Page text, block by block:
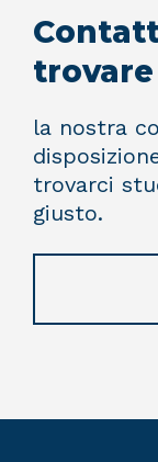
la nostra
trovarci
giusto.